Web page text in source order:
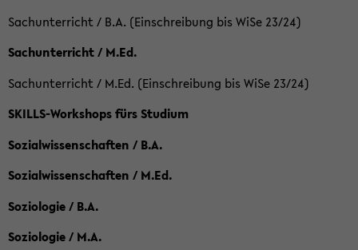
Sachunterricht / B.A. (Einschreibung bis WiSe 23/24)
Sachunterricht / M.Ed.
Sachunterricht / M.Ed. (Einschreibung bis WiSe 23/24)
SKILLS-Workshops fürs Studium
Sozialwissenschaften / B.A.
Sozialwissenschaften / M.Ed.
Soziologie / B.A.
Soziologie / M.A.